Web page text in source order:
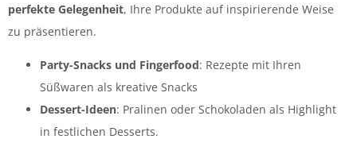
perfekte Gelegenheit, Ihre Produkte auf inspirierende Weise
zu präsentieren.
Party-Snacks und Fingerfood: Rezepte mit Ihren
Süßwaren als kreative Snacks
Dessert-Ideen: Pralinen oder Schokoladen als Highlight
in festlichen Desserts.